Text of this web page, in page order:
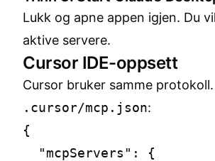
Lukk og apne appen igjen. Du
aktive servere.
Cursor IDE-oppsett
Cursor bruker samme
.cursor/mcp.json:
{
  "mcpServers": {